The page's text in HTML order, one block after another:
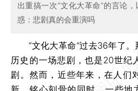
出重搞一次“文化大革命”的言论
惑：悲剧真的会重演吗
“文化大革命”过去36年了。
历史的一场悲剧，也是20世纪
剧。然而，近些年来，在人们